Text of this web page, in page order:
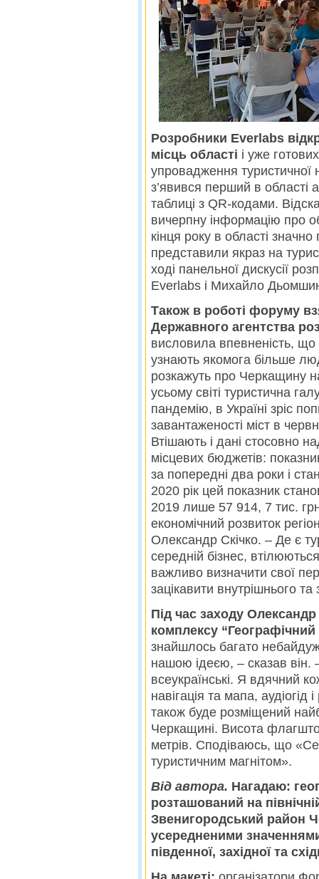
Розробники Everlabs
місць області і уже
упровадження туристичної
з’явився перший в області
таблиці з QR-кодами.
вичерпну інформацію про
кінця року в області
представили якраз на
ході панельної дискусії
Everlabs і Михайло
Також в роботі форуму
Державного агентства
висловила впевненість, що
узнають якомога більше
розкажуть про Черкащину
усьому світі туристична
пандемію, в Україні зріс
завантаженості міст в
Втішають і дані стосовно
місцевих бюджетів:
за попередні два роки і
2020 рік цей показник
2019 лише 57 914, 7 тис.
економічний розвиток
Олександр Скічко. – Де є
середній бізнес,
важливо визначити свої
зацікавити внутрішнього та
Під час заходу
комплексу
знайшлось багато
нашою ідеєю, – сказав він.
всеукраїнські. Я вдячний
навігація та мапа, аудіогід
також буде розміщений
Черкащині. Висота
метрів. Сподіваюсь, що
туристичним магнітом».
Від автора. Нагадаю:
розташований на
Звенигородський район
усередненими
південної, західної та